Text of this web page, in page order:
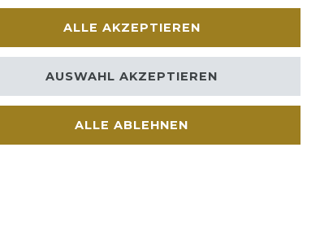
ALLE AKZEPTIEREN
ALLE ABLEHNEN
AUSWAHL AKZEPTIEREN